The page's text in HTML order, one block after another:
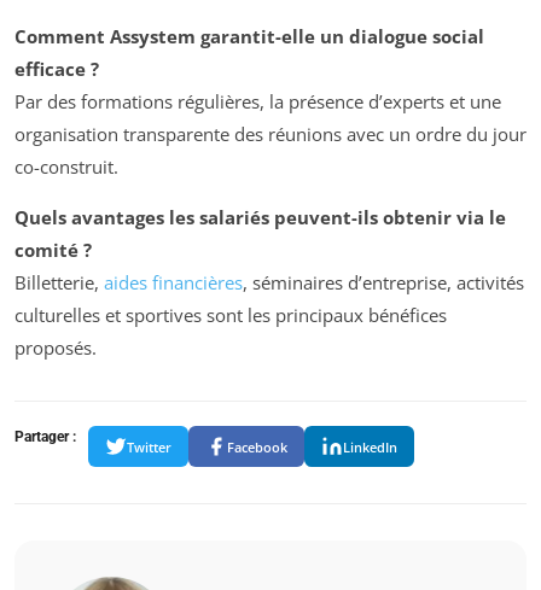
Comment Assystem garantit-elle un dialogue social
efficace ?
Par des formations régulières, la présence d’experts et une
organisation transparente des réunions avec un ordre du jour
co-construit.
Quels avantages les salariés peuvent-ils obtenir via le
comité ?
Billetterie, aides financières, séminaires d’entreprise, activités
culturelles et sportives sont les principaux bénéfices
proposés.
Partager :
Twitter Facebook LinkedIn